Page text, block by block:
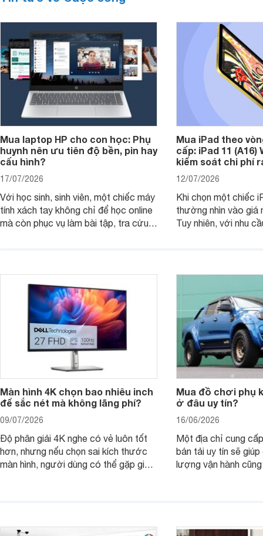
Mua laptop HP cho con học: Phụ
huynh nên ưu tiên độ bền, pin hay
cấu hình?
17/07/2026
Với học sinh, sinh viên, một chiếc máy
tính xách tay không chỉ để học online
mà còn phục vụ làm bài tập, tra cứu,
thay vì chỉ so sánh cấu hình trên giấy.
Mua iPad theo
cấp: iPad 11 (A16)
kiểm soát chi phí
12/07/2026
Khi chọn một chiếc
thường nhìn vào
Tuy nhiên, với nhu
không, dùng được
Màn hình 4K chọn bao nhiêu inch
để sắc nét mà không lãng phí?
09/07/2026
Độ phân giải 4K nghe có vẻ luôn tốt
hơn, nhưng nếu chọn sai kích thước
màn hình, người dùng có thể gặp giao
Mua đồ chơi phụ
ở đâu uy tín?
16/06/2026
Một địa chỉ cung
bán tải uy tín sẽ
lượng vận hành